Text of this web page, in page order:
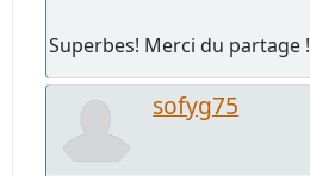
Superbes! Merci du partage !
sofyg75